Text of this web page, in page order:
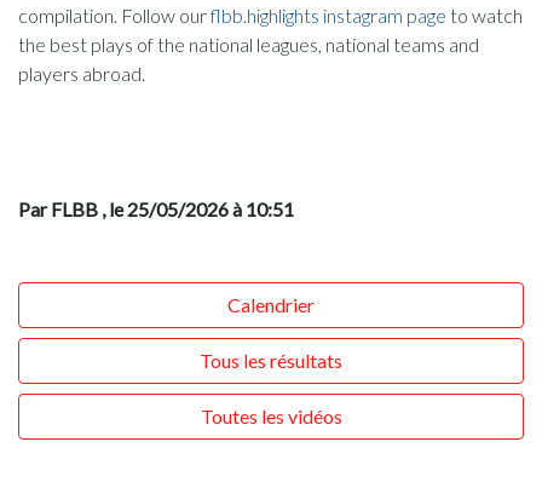
compilation. Follow ourflbb.highlights instagram page to watch
the best plays of the national leagues, national teams and
players abroad.
Par FLBB , le 25/05/2026 à 10:51
Calendrier
Tous les résultats
Toutes les vidéos